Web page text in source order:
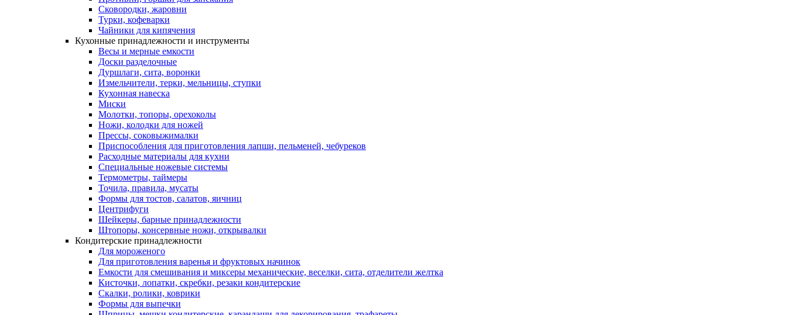
Сковородки, жаровни
Турки, кофеварки
Чайники для кипячения
Кухонные принадлежности и инструменты
Весы и мерные емкости
Доски разделочные
Дуршлаги, сита, воронки
Измельчители, терки, мельницы, ступки
Кухонная навеска
Миски
Молотки, топоры, орехоколы
Ножи, колодки для ножей
Прессы, соковыжималки
Приспособления для приготовления лапши, пельменей, чебуреков
Расходные материалы для кухни
Специальные ножевые системы
Термометры, таймеры
Точила, правила, мусаты
Формы для тостов, салатов, яичниц
Центрифуги
Шейкеры, барные принадлежности
Штопоры, консервные ножи, открывалки
Кондитерские принадлежности
Для мороженого
Для приготовления варенья и фруктовых начинок
Емкости для смешивания и миксеры механические, веселки, сита, отделители желтка
Кисточки, лопатки, скребки, резаки кондитерские
Скалки, ролики, коврики
Формы для выпечки